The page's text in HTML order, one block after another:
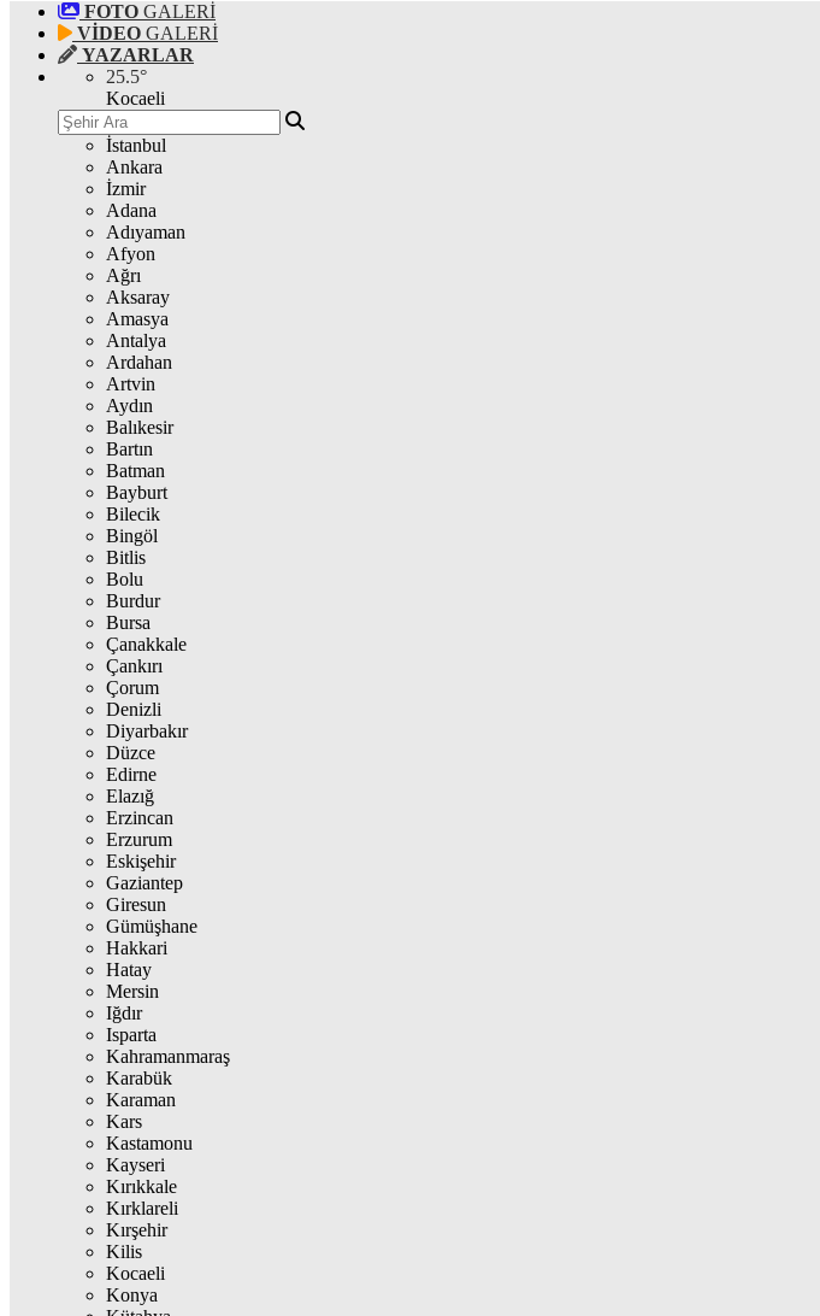
FOTO GALERİ
VİDEO GALERİ
YAZARLAR
25.5°
Kocaeli
İstanbul
Ankara
İzmir
Adana
Adıyaman
Afyon
Ağrı
Aksaray
Amasya
Antalya
Ardahan
Artvin
Aydın
Balıkesir
Bartın
Batman
Bayburt
Bilecik
Bingöl
Bitlis
Bolu
Burdur
Bursa
Çanakkale
Çankırı
Çorum
Denizli
Diyarbakır
Düzce
Edirne
Elazığ
Erzincan
Erzurum
Eskişehir
Gaziantep
Giresun
Gümüşhane
Hakkari
Hatay
Mersin
Iğdır
Isparta
Kahramanmaraş
Karabük
Karaman
Kars
Kastamonu
Kayseri
Kırıkkale
Kırklareli
Kırşehir
Kilis
Kocaeli
Konya